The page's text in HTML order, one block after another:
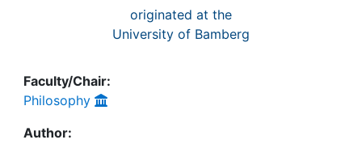
originated at the
University of Bamberg
Faculty/Chair:
Philosophy
Author: